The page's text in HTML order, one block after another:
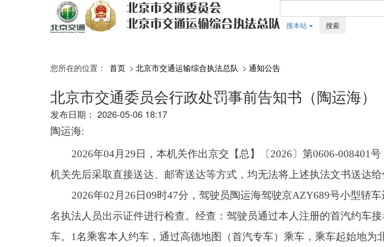
搜本站 搜索
您所在的位置： 首页 > 北京市交通运输综合执法总队 > 通知公告
北京市交通委员会行政处罚事前告知书（陶运海）
发布日期： 2026-05-06 18:17
陶运海:
2026年04月29日，本机关作出京交【总】〔2026〕第0606-008401
机关先后采取直接送达、邮寄送达等方式，均无法将上述执法文书送达
2026年02月26日09时47分，驾驶员陶运海驾驶京AZY689号小型轿
名执法人员出示证件进行检查。经查：驾驶员通过本人注册的首汽约车
车。1名乘客本人约车，通过高德地图（首汽专车）乘车，乘车起始地